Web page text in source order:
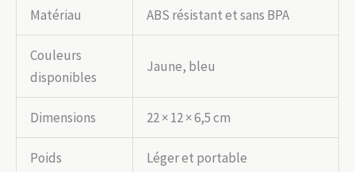
Matériau ABS résistant et sans BPA
Couleurs
disponibles
Jaune, bleu
Dimensions 22 × 12 × 6,5 cm
Poids Léger et portable